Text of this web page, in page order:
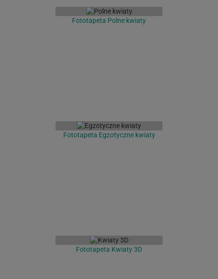
Fototapeta Polne kwiaty
Fototapeta Egzotyczne kwiaty
Fototapeta Kwiaty 3D